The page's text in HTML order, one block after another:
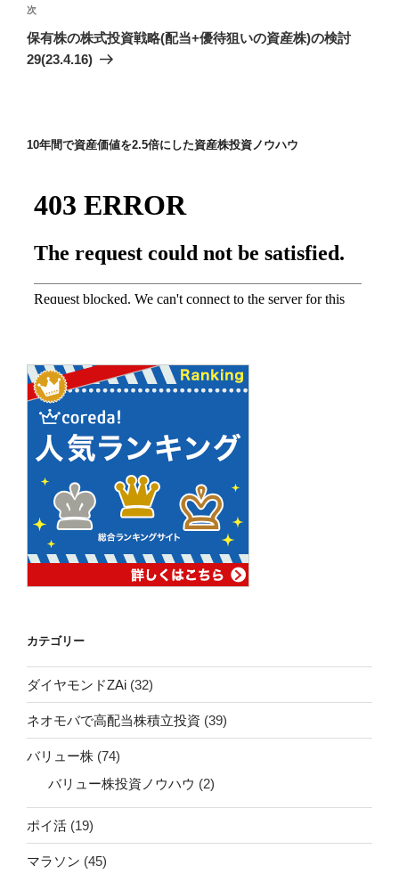
ゲ
ー
シ
次
の
投
次
保有株の株式投資戦略(配当+優待狙いの資産株)の検討
29(23.4.16)
10年間で資産価値を2.5倍にした資産株投資ノウハウ
カテゴリー
ダイヤモンドZAi (32)
ネオモバで高配当株積立投資 (39)
バリュー株 (74)
バリュー株投資ノウハウ (2)
ポイ活 (19)
マラソン (45)